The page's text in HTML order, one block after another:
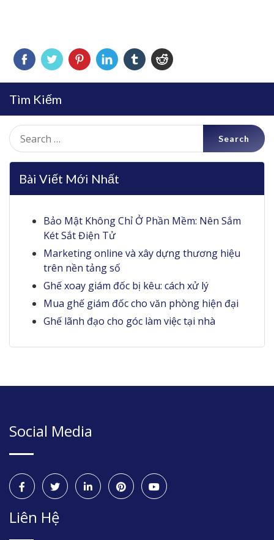
Tìm Kiếm
Search
for:
Bài Viết Mới Nhất
Bảo Mật Không Chỉ Ở Phần Mềm: Nên Sắm
Két Sắt Điện Tử
Marketing online và xây dựng thương hiệu
trên nền tảng số
Ghế xoay giám đốc bị kêu: cách xử lý
Mua ghế giám đốc cho văn phòng hiện đại
Ghế lãnh đạo cho góc làm việc tại nhà
Social Media
Liên Hệ